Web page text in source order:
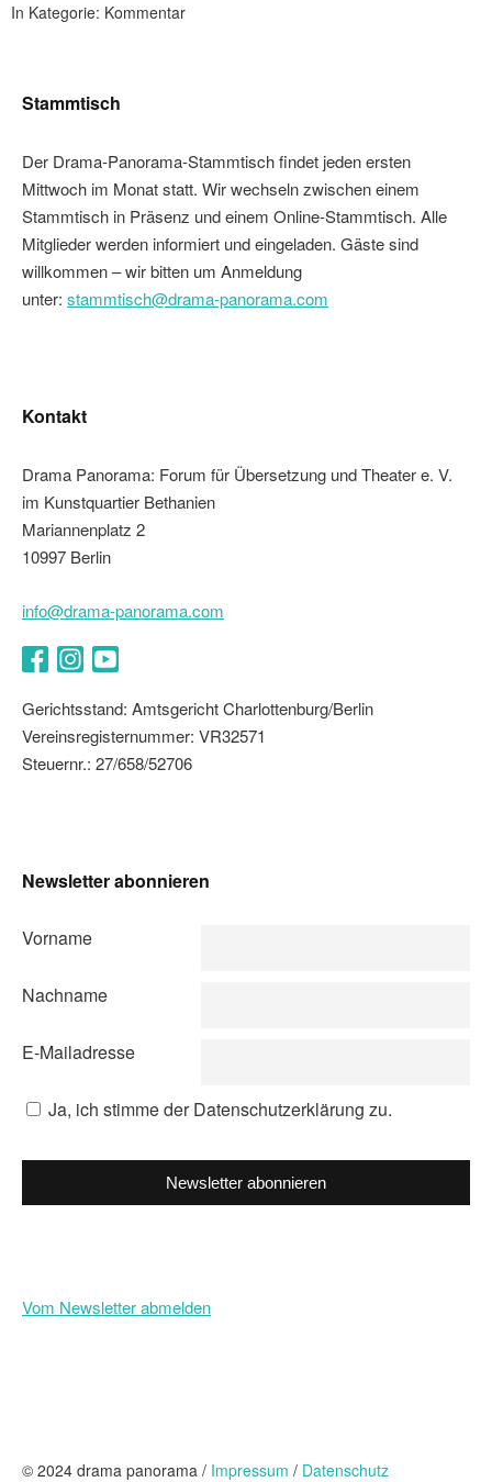
In Kategorie: Kommentar
Stammtisch
Der Drama-Panorama-Stammtisch findet jeden ersten
Mittwoch im Monat statt. Wir wechseln zwischen einem
Stammtisch in Präsenz und einem Online-Stammtisch. Alle
Mitglieder werden informiert und eingeladen. Gäste sind
willkommen – wir bitten um Anmeldung
unter: stammtisch@drama-panorama.com
Kontakt
Drama Panorama: Forum für Übersetzung und Theater e. V.
im Kunstquartier Bethanien
Mariannenplatz 2
10997 Berlin
info@drama-panorama.com
Gerichtsstand: Amtsgericht Charlottenburg/Berlin
Vereinsregisternummer: VR32571
Steuernr.: 27/658/52706
Newsletter abonnieren
Vorname
Nachname
E-Mailadresse
Ja, ich stimme der Datenschutzerklärung zu.
Newsletter abonnieren
Vom Newsletter abmelden
© 2024 drama panorama / Impressum / Datenschutz